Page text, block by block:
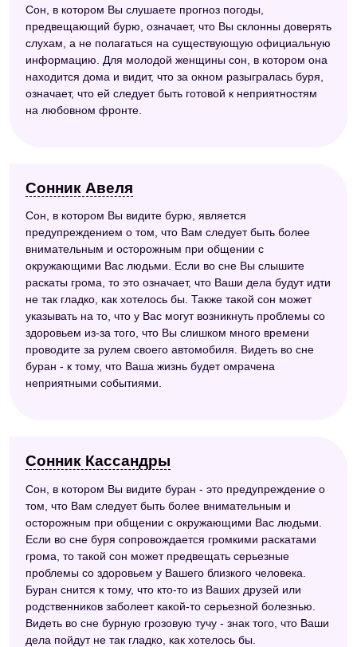
Сон, в котором Вы слушаете прогноз погоды,
предвещающий бурю, означает, что Вы склонны доверять
слухам, а не полагаться на существующую официальную
информацию. Для молодой женщины сон, в котором она
находится дома и видит, что за окном разыгралась буря,
означает, что ей следует быть готовой к неприятностям
на любовном фронте.
Сонник Авеля
Сон, в котором Вы видите бурю, является
предупреждением о том, что Вам следует быть более
внимательным и осторожным при общении с
окружающими Вас людьми. Если во сне Вы слышите
раскаты грома, то это означает, что Ваши дела будут идти
не так гладко, как хотелось бы. Также такой сон может
указывать на то, что у Вас могут возникнуть проблемы со
здоровьем из-за того, что Вы слишком много времени
проводите за рулем своего автомобиля. Видеть во сне
буран - к тому, что Ваша жизнь будет омрачена
неприятными событиями.
Сонник Кассандры
Сон, в котором Вы видите буран - это предупреждение о
том, что Вам следует быть более внимательным и
осторожным при общении с окружающими Вас людьми.
Если во сне буря сопровождается громкими раскатами
грома, то такой сон может предвещать серьезные
проблемы со здоровьем у Вашего близкого человека.
Буран снится к тому, что кто-то из Ваших друзей или
родственников заболеет какой-то серьезной болезнью.
Видеть во сне бурную грозовую тучу - знак того, что Ваши
дела пойдут не так гладко, как хотелось бы.